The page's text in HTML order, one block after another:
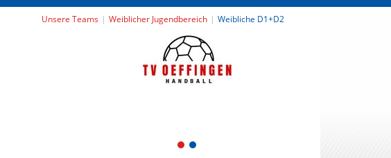
Unsere Teams Weiblicher Jugendbereich Weibliche D1+D2
1 2